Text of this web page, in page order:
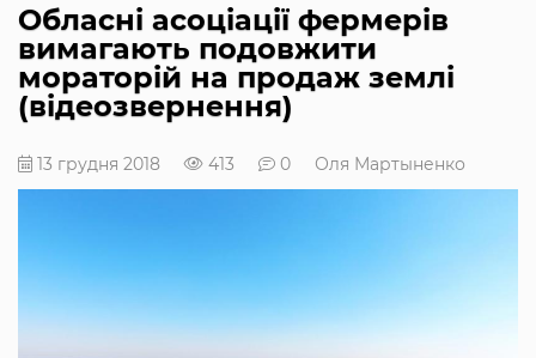
Обласні асоціації фермерів
вимагають подовжити
мораторій на продаж землі
(відеозвернення)
13 грудня 2018 413 0 Оля Мартыненко